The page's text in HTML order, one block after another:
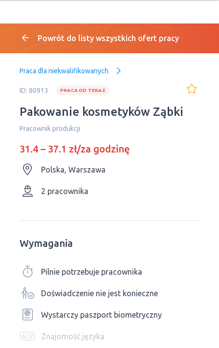
Powrót do listy wszystkich ofert pracy
Praca dla niekwalifikowanych
ID: 80913 PRACA OD TERAZ
Pakowanie kosmetyków Ząbki
Pracownik produkcji
31.4 – 37.1 zł/za godzinę
Polska, Warszawa
2 pracownika
Wymagania
Pilnie potrzebuje pracownika
Doświadczenie nie jest konieczne
Wystarczy paszport biometryczny
Znajomość języka